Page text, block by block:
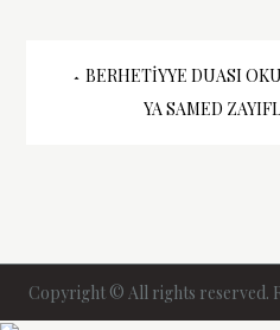
Yazı
BERHETIYYE DUASI
YA SAMED
Copyright © All rights reserved.